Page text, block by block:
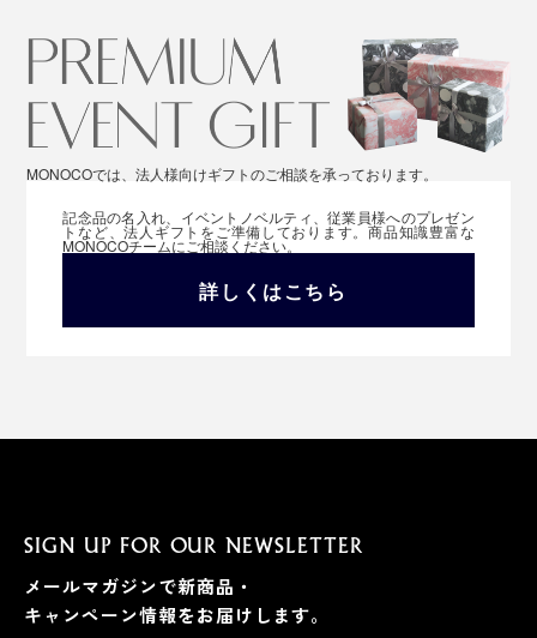
MONOCOでは、法人様向けギフトのご相談を承っております。
記念品の名入れ、イベントノベルティ、従業員様へのプレゼン
トなど、法人ギフトをご準備しております。商品知識豊富な
MONOCOチームにご相談ください。
詳しくはこちら
SIGN UP FOR OUR NEWSLETTER
メールマガジンで新商品・
キャンペーン情報をお届けします。